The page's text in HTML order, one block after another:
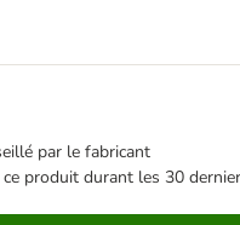
par le fabricant
produit durant les 30